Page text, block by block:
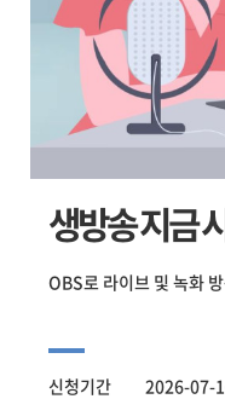
생방송 지금
OBS로 라이브 및 녹화
신청기간 2026-07-